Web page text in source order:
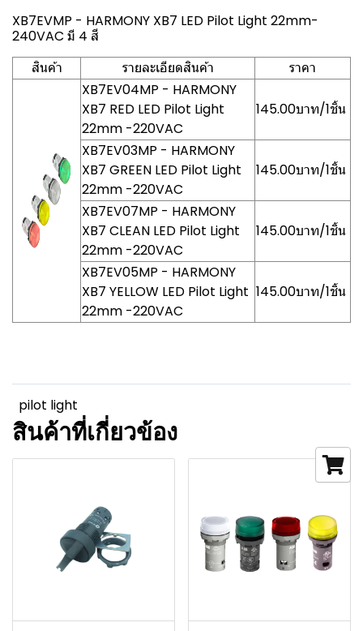
XB7EVMP - HARMONY XB7 LED Pilot Light 22mm-
240VAC มี 4 สี
สินค้า
รายละเอียดสินค้า
ราคา
XB7EV04MP - HARMONY
XB7 RED LED Pilot Light
22mm -220VAC
145.00บาท/1ชิ้น
XB7EV03MP - HARMONY
XB7 GREEN LED Pilot Light
22mm -220VAC
145.00บาท/1ชิ้น
XB7EV07MP - HARMONY
XB7 CLEAN LED Pilot Light
22mm -220VAC
145.00บาท/1ชิ้น
XB7EV05MP - HARMONY
XB7 YELLOW LED Pilot Light
22mm -220VAC
145.00บาท/1ชิ้น
pilot light
สินค้าที่เกี่ยวข้อง